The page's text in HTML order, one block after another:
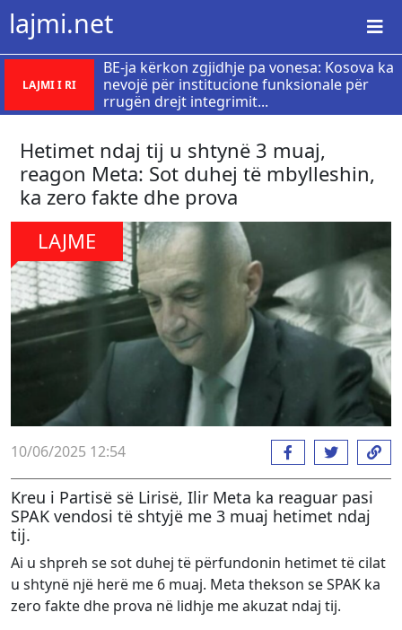
lajmi.net
LAJMI I RI
BE-ja kërkon zgjidhje pa vonesa: Kosova ka
nevojë për institucione funksionale për
rrugën drejt integrimit...
Hetimet ndaj tij u shtynë 3 muaj,
reagon Meta: Sot duhej të mbylleshin,
ka zero fakte dhe prova
LAJME
10/06/2025 12:54
Kreu i Partisë së Lirisë, Ilir Meta ka reaguar pasi
SPAK vendosi të shtyjë me 3 muaj hetimet ndaj
tij.
Ai u shpreh se sot duhej të përfundonin hetimet të cilat
u shtynë një herë me 6 muaj. Meta thekson se SPAK ka
zero fakte dhe prova në lidhje me akuzat ndaj tij.